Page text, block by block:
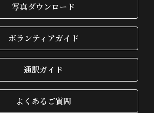
写真ダウンロード
ボランティアガイド
通訳ガイド
よくあるご質問